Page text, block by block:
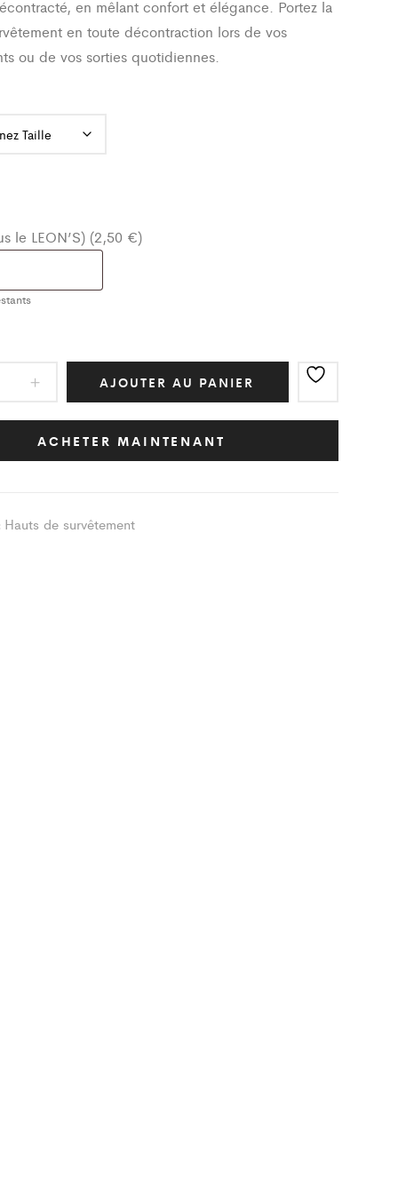
en mêlant confort et élégance. Portez la
en toute décontraction lors de vos
ou de vos sorties quotidiennes.
le LEON’S) (2,50 €)
AJOUTER AU PANIER
ACHETER MAINTENANT
Hauts de survêtement